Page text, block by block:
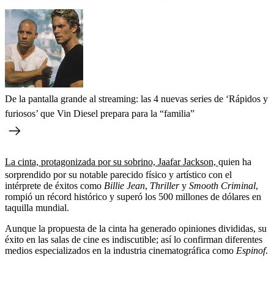
De la pantalla grande al streaming: las 4 nuevas series de ‘Rápidos y
furiosos’ que Vin Diesel prepara para la “familia”
La cinta, protagonizada por su sobrino, Jaafar Jackson, quien ha
sorprendido por su notable parecido físico y artístico con el
intérprete de éxitos como Billie Jean, Thrillery Smooth Criminal,
rompió un récord histórico y superó los 500 millones de dólares en
taquilla mundial.
Aunque la propuesta de la cinta ha generado opiniones divididas, su
éxito en las salas de cine es indiscutible; así lo confirman diferentes
medios especializados en la industria cinematográfica como Espinof.